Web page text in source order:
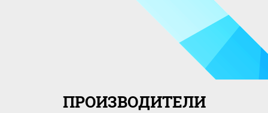
ПРОИЗВОДИТЕЛИ